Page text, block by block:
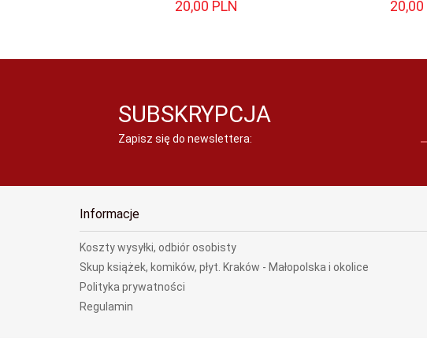
20,00 PLN 20,00
SUBSKRYPCJA
Zapisz się do newslettera:
Informacje
Koszty wysyłki, odbiór osobisty
Skup książek, komików, płyt. Kraków - Małopolska i okolice
Polityka prywatności
Regulamin